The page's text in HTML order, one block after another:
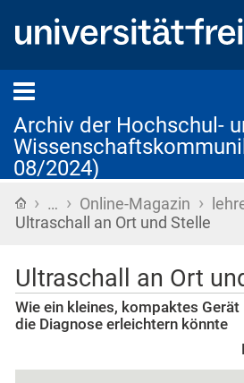
Archiv der Hochschul-
08/2024)
Startseite
› … › Online-Magazin ›
Ultraschall an Ort und Stelle
Ultraschall an Ort
Wie ein kleines, kompaktes
die Diagnose erleichtern könnte